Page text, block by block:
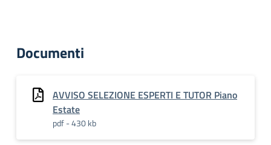
Documenti
AVVISO SELEZIONE ESPERTI E TUTOR Piano
Estate
pdf - 430 kb